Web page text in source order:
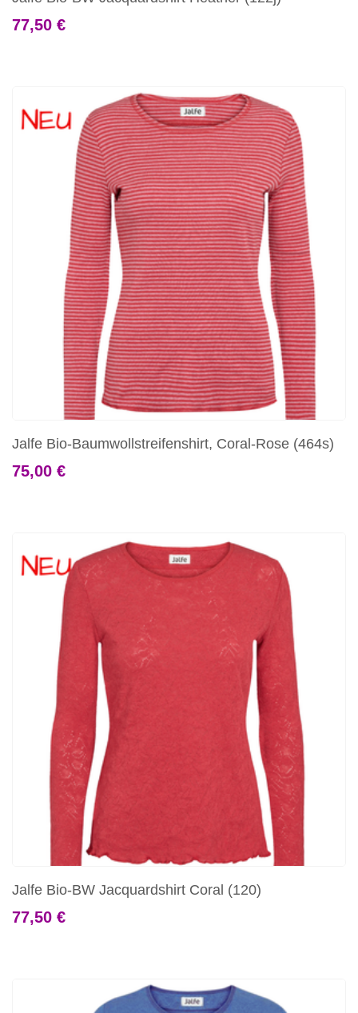
77,50 €
Jalfe Bio-Baumwollstreifenshirt, Coral-Rose (464s)
75,00 €
Jalfe Bio-BW Jacquardshirt Coral (120)
77,50 €